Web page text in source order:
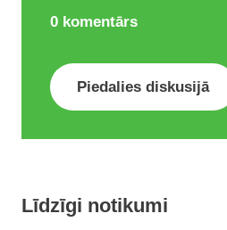
0 komentārs
Piedalies diskusijā
Līdzīgi notikumi